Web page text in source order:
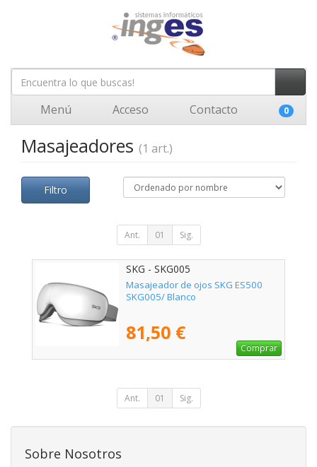
Menú Acceso Contacto 0
Masajeadores (1 art.)
Filtro
Ant. 01 Sig.
SKG - SKG005
Masajeador de ojos SKG ES500
SKG005/ Blanco
81,50 €
Comprar
Ant. 01 Sig.
Sobre Nosotros